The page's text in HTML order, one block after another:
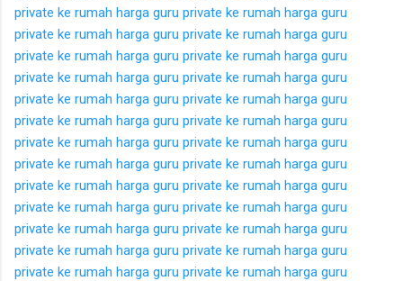
private ke rumah harga guru private ke rumah harga guru
private ke rumah harga guru private ke rumah harga guru
private ke rumah harga guru private ke rumah harga guru
private ke rumah harga guru private ke rumah harga guru
private ke rumah harga guru private ke rumah harga guru
private ke rumah harga guru private ke rumah harga guru
private ke rumah harga guru private ke rumah harga guru
private ke rumah harga guru private ke rumah harga guru
private ke rumah harga guru private ke rumah harga guru
private ke rumah harga guru private ke rumah harga guru
private ke rumah harga guru private ke rumah harga guru
private ke rumah harga guru private ke rumah harga guru
private ke rumah harga guru private ke rumah harga guru